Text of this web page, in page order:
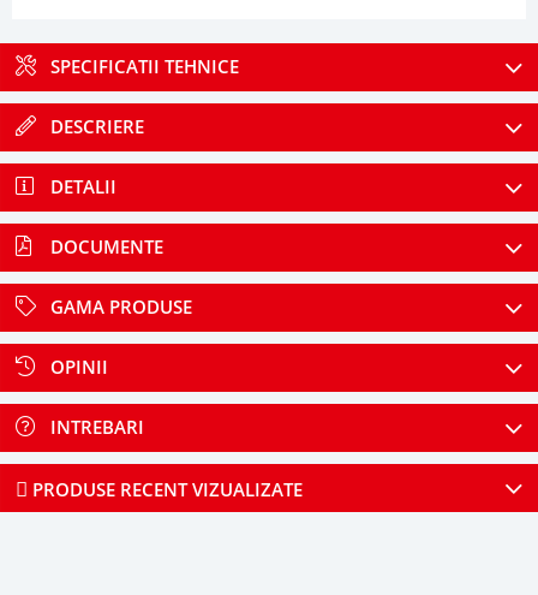
SPECIFICATII TEHNICE
DESCRIERE
DETALII
DOCUMENTE
GAMA PRODUSE
OPINII
INTREBARI
PRODUSE RECENT VIZUALIZATE